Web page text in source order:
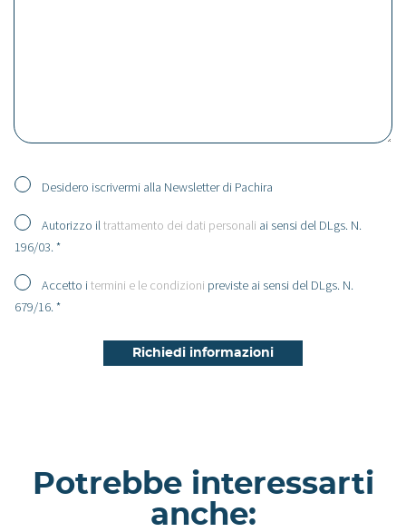
Desidero iscrivermi alla Newsletter di Pachira
Autorizzo iltrattamento dei dati personali ai sensi del DLgs. N.
196/03. *
Accetto itermini e le condizioni previste ai sensi del DLgs. N.
679/16. *
Potrebbe interessarti
anche: